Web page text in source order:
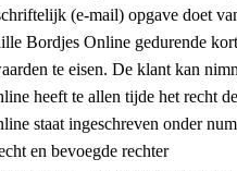
(e-mail) opgave doet
Bordjes Online gedurende
te eisen. De klant kan
heeft te allen tijde het recht
staat ingeschreven onder
en bevoegde rechter